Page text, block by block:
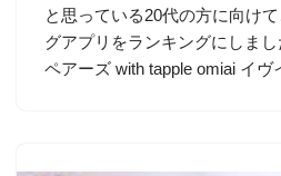
と思っている20代の方に向け
グアプリをランキングにしま
ペアーズ with tapple omiai イヴ